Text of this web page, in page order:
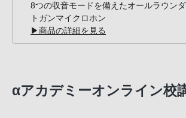
8つの収音モードを備えたオールラウン
トガンマイクロホン
▶商品の詳細を見る
αアカデミーオンライン校